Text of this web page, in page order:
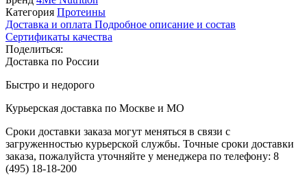
Категория Протеины
Доставка и оплата Подробное описание и состав
Сертификаты качества
Поделиться:
Доставка по России
Быстро и недорого
Курьерская доставка по Москве и МО
Сроки доставки заказа могут меняться в связи с
загруженностью курьерской службы. Точные сроки доставки
заказа, пожалуйста уточняйте у менеджера по телефону: 8
(495) 18-18-200